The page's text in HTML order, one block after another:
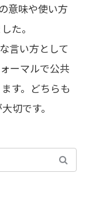
意味や使い方
た。
言い方として
ーマルで公共
す。どちらも
切です。